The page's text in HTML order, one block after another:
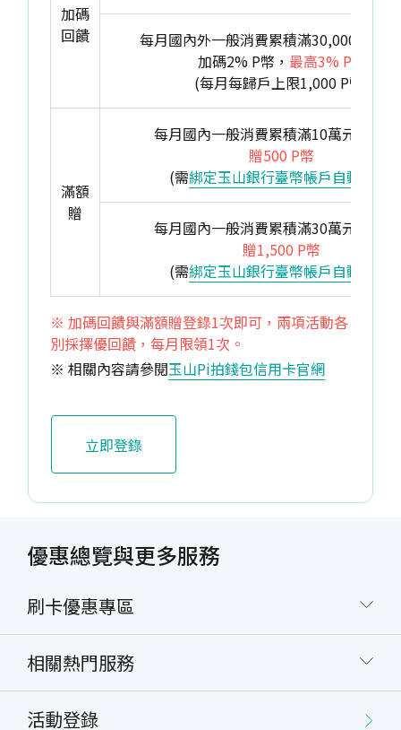
加碼
回饋
每月國內外一般消費累積滿30,000元(含)
加碼2% P幣， 最高3% P幣
(每月每歸戶上限1,000 P幣)
滿額
贈
每月國內一般消費累積滿10萬元(含)以
贈500 P幣
(需綁定玉山銀行臺幣帳戶自動扣繳
每月國內一般消費累積滿30萬元(含)以
贈1,500 P幣
(需綁定玉山銀行臺幣帳戶自動扣繳
※ 加碼回饋與滿額贈登錄1次即可，兩項活動各
別採擇優回饋，每月限領1次。
※ 相關內容請參閱玉山Pi拍錢包信用卡官網
立即登錄
優惠總覽與更多服務
刷卡優惠專區
相關熱門服務
活動登錄